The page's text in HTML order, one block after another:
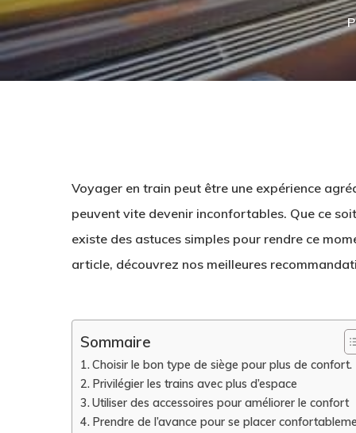
Voyager en train peut être une expérience
peuvent vite devenir inconfortables. Que ce
existe des astuces simples pour rendre ce
article, découvrez nos meilleures
Sommaire
Choisir le bon type de siège pour plus de confort.
Privilégier les trains avec plus d’espace
Utiliser des accessoires pour améliorer le confort
Prendre de l’avance pour se placer